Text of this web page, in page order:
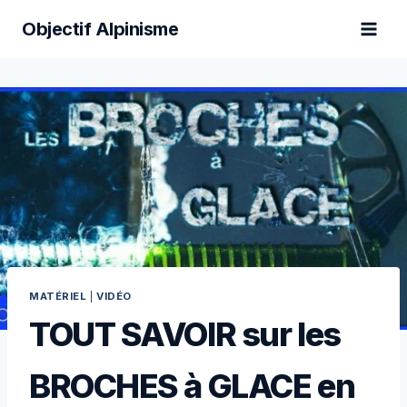
Objectif Alpinisme
MATÉRIEL |VIDÉO
TOUT SAVOIR sur les
BROCHES à GLACE en